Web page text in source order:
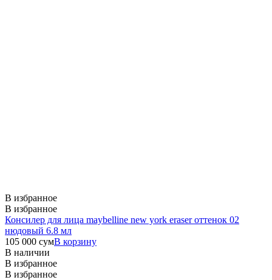
В избранное
В избранное
Консилер для лица maybelline new york eraser оттенок 02
нюдовый 6.8 мл
105 000 сумВ корзину
В наличии
В избранное
В избранное